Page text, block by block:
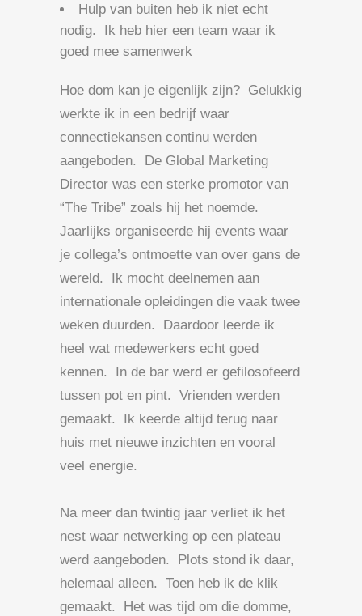
Hulp van buiten heb ik niet echt
nodig. Ik heb hier een team waar ik
goed mee samenwerk
Hoe dom kan je eigenlijk zijn? Gelukkig
werkte ik in een bedrijf waar
connectiekansen continu werden
aangeboden. De Global Marketing
Director was een sterke promotor van
“The Tribe” zoals hij het noemde.
Jaarlijks organiseerde hij events waar
je collega’s ontmoette van over gans de
wereld. Ik mocht deelnemen aan
internationale opleidingen die vaak twee
weken duurden. Daardoor leerde ik
heel wat medewerkers echt goed
kennen. In de bar werd er gefilosofeerd
tussen pot en pint. Vrienden werden
gemaakt. Ik keerde altijd terug naar
huis met nieuwe inzichten en vooral
veel energie.
Na meer dan twintig jaar verliet ik het
nest waar netwerking op een plateau
werd aangeboden. Plots stond ik daar,
helemaal alleen. Toen heb ik de klik
gemaakt. Het was tijd om die domme,